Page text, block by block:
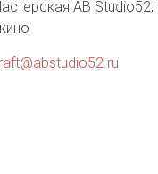
AB Studio52,